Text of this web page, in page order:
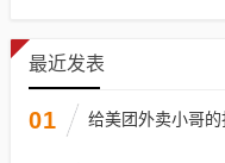
最近发表
01 给美团外卖小哥的